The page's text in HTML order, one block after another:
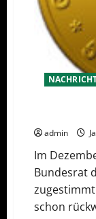
admin
Im
Bundesrat
schon